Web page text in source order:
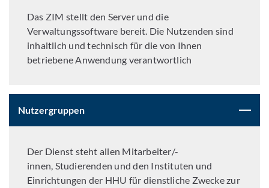
Das ZIM stellt den Server und die
Verwaltungssoftware bereit. Die Nutzenden sind
inhaltlich und technisch für die von Ihnen
betriebene Anwendung verantwortlich
Nutzergruppen
Der Dienst steht allen Mitarbeiter/-
innen, Studierenden und den Instituten und
Einrichtungen der HHU für dienstliche Zwecke zur